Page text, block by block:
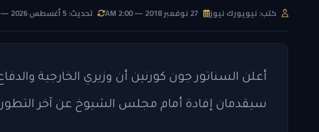
كتب: نيويورك نيوز تحديث: 5 أغسطس 2026 — 12:25 AM
أعلن السناتور جون كورنين أن وزيري الخارجية
سيقدمان إفادة أمام مجلس الشيوخ عن آخر